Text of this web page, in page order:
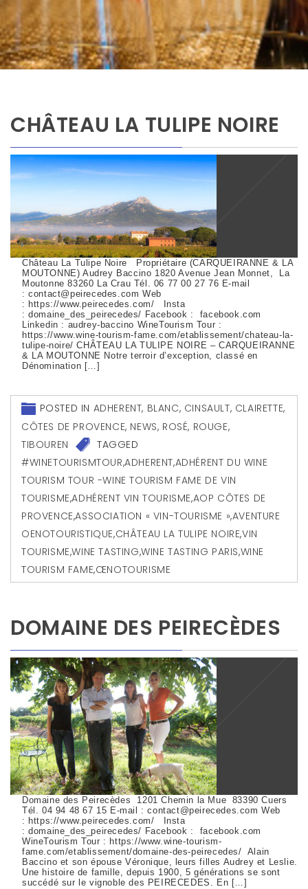
CHÂTEAU LA TULIPE NOIRE
Château La Tulipe Noire Propriétaire (CARQUEIRANNE & LA
MOUTONNE) Audrey Baccino 1820 Avenue Jean Monnet, La
Moutonne 83260 La Crau Tél. 06 77 00 27 76 E-mail
: contact@peirecedes.com Web
: https://www.peirecedes.com/ Insta
: domaine_des_peirecedes/ Facebook : facebook.com
Linkedin : audrey-baccino WineTourism Tour :
https://www.wine-tourism-fame.com/etablissement/chateau-la-
tulipe-noire/ CHÂTEAU LA TULIPE NOIRE – CARQUEIRANNE
& LA MOUTONNE Notre terroir d’exception, classé en
Dénomination […]
POSTED IN ADHERENT, BLANC, CINSAULT, CLAIRETTE,
CÔTES DE PROVENCE, NEWS, ROSÉ, ROUGE,
TIBOUREN
TAGGED
#WINETOURISMTOUR,ADHERENT,ADHÉRENT DU WINE
TOURISM TOUR -WINE TOURISM FAME DE VIN
TOURISME,ADHÉRENT VIN TOURISME,AOP CÔTES DE
PROVENCE,ASSOCIATION « VIN-TOURISME »,AVENTURE
OENOTOURISTIQUE,CHÂTEAU LA TULIPE NOIRE,VIN
TOURISME,WINE TASTING,WINE TASTING PARIS,WINE
TOURISM FAME,ŒNOTOURISME
DOMAINE DES PEIRECÈDES
Domaine des Peirecèdes 1201 Chemin la Mue 83390 Cuers
Tél. 04 94 48 67 15 E-mail : contact@peirecedes.com Web
: https://www.peirecedes.com/ Insta
: domaine_des_peirecedes/ Facebook : facebook.com
WineTourism Tour : https://www.wine-tourism-
fame.com/etablissement/domaine-des-peirecedes/ Alain
Baccino et son épouse Véronique, leurs filles Audrey et Leslie.
Une histoire de famille, depuis 1900, 5 générations se sont
succédé sur le vignoble des PEIRECEDES. En […]